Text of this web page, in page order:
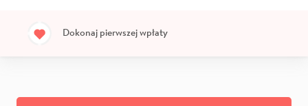
Dokonaj pierwszej wpłaty